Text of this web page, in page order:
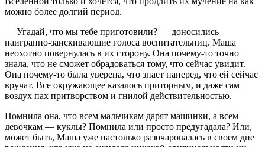
можно более долгий период.
— Угадай, что мы тебе приготовили? — доносились
наигранно-заискивающие голоса воспитательниц. Маша
неохотно повернулась в их сторону. Она почему-то точно
знала, что не сможет обрадоваться тому, что сейчас увидит.
Она почему-то была уверена, что знает наперед, что ей сейчас
вручат. Все окружающее казалось приторным, и даже сам
воздух пах притворством и гнилой действительностью.
Помнила она, что всем мальчикам дарят машинки, а всем
девочкам — куклы? Помнила или просто предугадала? Или,
может быть, Маша уже настолько разочаровалась в своем дне